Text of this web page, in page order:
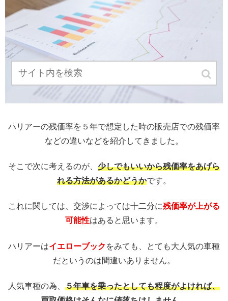
ハリアーの残価率を５年で想定した時の販売店での残価率
などの違いなどを紹介してきました。
そこで次に考えるのが、 少しでもいいから残価率をあげら
れる方法があるかどうかです。
これに関しては、交渉によっては十二分に残価率が上がる
可能性はあると思います。
ハリアーはイエローブック をみても、とても大人気の車種
だというのは間違いありません。
人気車種の為、 ５年車を乗ったとしても程度がよければ、